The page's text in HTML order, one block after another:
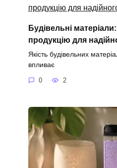
Будівельні
продукцію для
Якість будівельних
впливає
0 2